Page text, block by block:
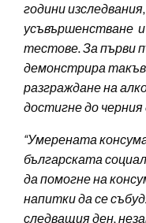
годиниизследвания,
усъвършенстване и
тестове.За първи
демонстрира
разграждане на
достигнедо черния
“Умерената
българската
да помогне на
напиткида се
следващия ден,